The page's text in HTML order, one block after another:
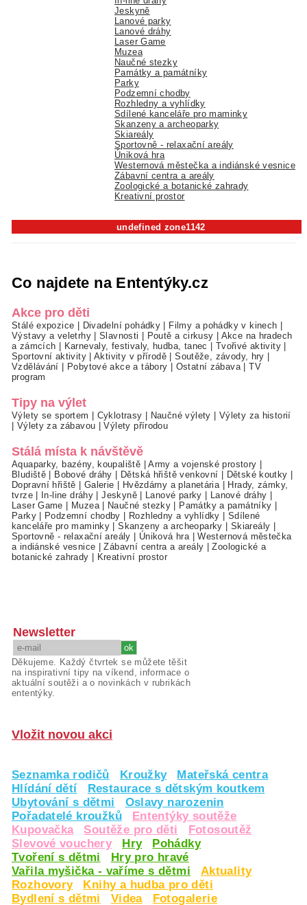
Jeskyně
Lanové parky
Lanové dráhy
Laser Game
Muzea
Naučné stezky
Památky a památníky
Parky
Podzemní chodby
Rozhledny a vyhlídky
Sdílené kanceláře pro maminky
Skanzeny a archeoparky
Skiareály
Sportovně - relaxační areály
Úniková hra
Westernová městečka a indiánské vesnice
Zábavní centra a areály
Zoologické a botanické zahrady
Kreativní prostor
undefined zone1142
Co najdete na Ententýky.cz
Akce pro děti
Stálé expozice Divadelní pohádky Filmy a pohádky v kinech
Výstavy a veletrhy|Slavnosti Poutě a cirkusy
Akce na hradech
a zámcích
Karnevaly, festivaly, hudba, tanec Tvořivé aktivity
Sportovní aktivity|Aktivity v přírodě |Soutěže, závody, hry
Vzdělávání
Pobytové akce a tábory Ostatní zábava|TV
program
Tipy na výlet
Výlety se sportem Cyklotrasy Naučné výlety
Výlety za historií
Výlety za zábavou |Výlety přírodou
Stálá místa k návštěvě
Aquaparky, bazény, koupaliště |Army a vojenské prostory
Bludiště
Bobové dráhy Dětská hřiště venkovní Dětské koutky
Dopravní hřiště
Galerie Hvězdárny a planetária|
Hrady, zámky,
tvrze| In-line dráhy |Jeskyně| Lanové parky Lanové dráhy
Laser Game
Muzea| Naučné stezky Památky a památníky
Parky| Podzemní chodby Rozhledny a vyhlídky
Sdílené
kanceláře pro maminky |Skanzeny a archeoparky Skiareály
Sportovně - relaxační areály
Úniková hra|Westernová městečka
a indiánské vesnice |Zábavní centra a areály |Zoologické a
botanické zahrady
Kreativní prostor
Newsletter
Děkujeme. Každý čtvrtek se můžete těšit
na inspirativní tipy na víkend, informace o
aktuální soutěži a o novinkách v rubrikách
ententýky.
Vložit novou akci
Seznamka rodičů Kroužky
Mateřská centra
Hlídání dětí
Restaurace s dětským koutkem
Ubytování s dětmi
Oslavy narozenin
Pořadatelé kroužků
Ententýky soutěže
Kupovačka
Soutěže pro děti
Fotosoutěž
Slevové vouchery
Hry
Pohádky
Tvoření s dětmi
Hry pro hravé
Vařila myšička - vaříme s dětmi
Aktuality
Rozhovory
Knihy a hudba pro děti
Bydlení s dětmi
Videa Fotogalerie